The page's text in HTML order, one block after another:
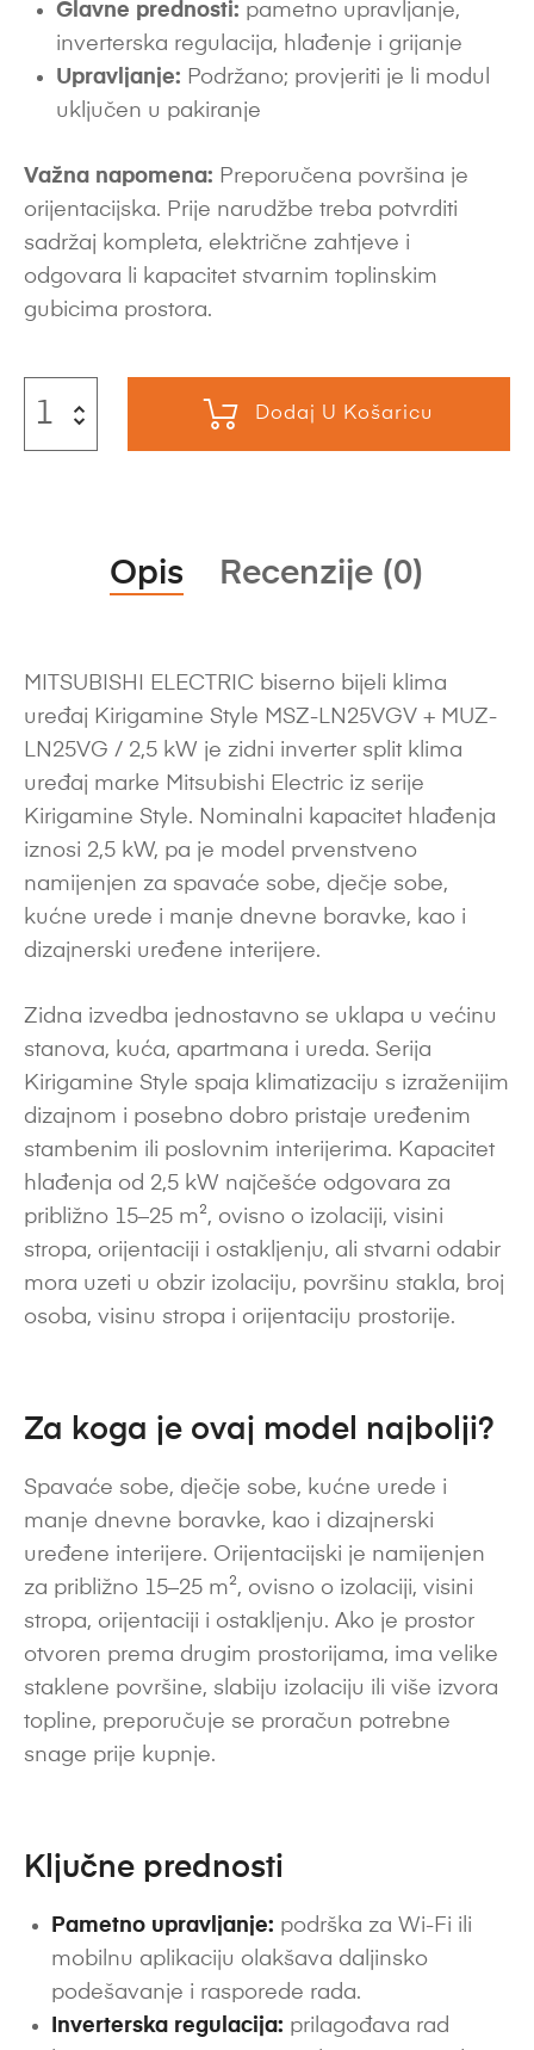
Glavne prednosti: pametno upravljanje,
inverterska regulacija, hlađenje i grijanje
Upravljanje: Podržano; provjeriti je li modul
uključen u pakiranje
Važna napomena: Preporučena površina je
orijentacijska. Prije narudžbe treba potvrditi
sadržaj kompleta, električne zahtjeve i
odgovara li kapacitet stvarnim toplinskim
gubicima prostora.
Dodaj U Košaricu
Opis Recenzije (0)
MITSUBISHI ELECTRIC biserno bijeli klima
uređaj Kirigamine Style MSZ-LN25VGV + MUZ-
LN25VG / 2,5 kW je zidni inverter split klima
uređaj marke Mitsubishi Electric iz serije
Kirigamine Style. Nominalni kapacitet hlađenja
iznosi 2,5 kW, pa je model prvenstveno
namijenjen za spavaće sobe, dječje sobe,
kućne urede i manje dnevne boravke, kao i
dizajnerski uređene interijere.
Zidna izvedba jednostavno se uklapa u većinu
stanova, kuća, apartmana i ureda. Serija
Kirigamine Style spaja klimatizaciju s izraženijim
dizajnom i posebno dobro pristaje uređenim
stambenim ili poslovnim interijerima. Kapacitet
hlađenja od 2,5 kW najčešće odgovara za
približno 15–25 m², ovisno o izolaciji, visini
stropa, orijentaciji i ostakljenju, ali stvarni odabir
mora uzeti u obzir izolaciju, površinu stakla, broj
osoba, visinu stropa i orijentaciju prostorije.
Za koga je ovaj model najbolji?
Spavaće sobe, dječje sobe, kućne urede i
manje dnevne boravke, kao i dizajnerski
uređene interijere. Orijentacijski je namijenjen
za približno 15–25 m², ovisno o izolaciji, visini
stropa, orijentaciji i ostakljenju. Ako je prostor
otvoren prema drugim prostorijama, ima velike
staklene površine, slabiju izolaciju ili više izvora
topline, preporučuje se proračun potrebne
snage prije kupnje.
Ključne prednosti
Pametno upravljanje: podrška za Wi-Fi ili
mobilnu aplikaciju olakšava daljinsko
podešavanje i rasporede rada.
Inverterska regulacija: prilagođava rad